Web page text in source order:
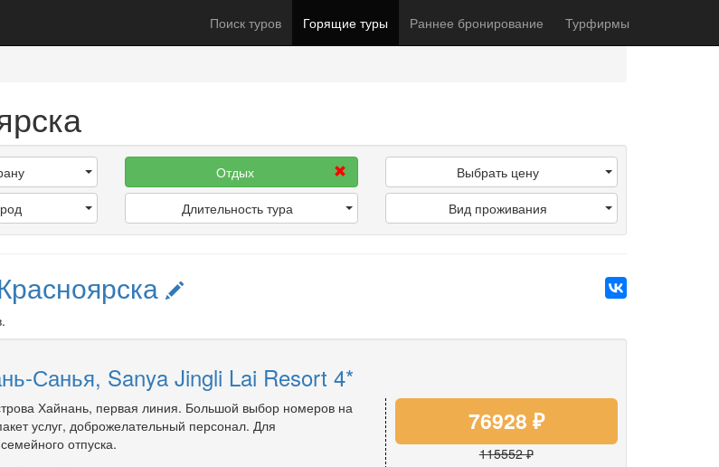
Поиск туров Горящие туры Раннее бронирование Турфирмы
Отдых
Длительность тура
Выбрать цену
Вид проживания
Санья, Sanya Jingli Lai Resort 4*
Хайнань, первая линия. Большой выбор номеров на
услуг, доброжелательный персонал. Для
отпуска.
76928 ₽
115552 ₽